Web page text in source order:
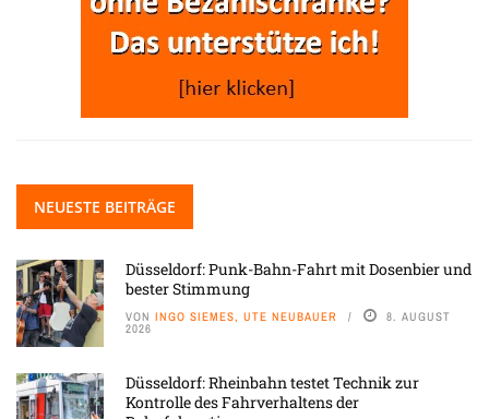
NEUESTE BEITRÄGE
Düsseldorf: Punk-Bahn-Fahrt mit Dosenbier und
bester Stimmung
VON INGO SIEMES, UTE NEUBAUER 8. AUGUST
2026
Düsseldorf: Rheinbahn testet Technik zur
Kontrolle des Fahrverhaltens der